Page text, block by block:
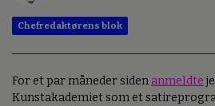
Chefredaktørens blok
For et par måneder siden anmeldte
Kunstakademiet som et